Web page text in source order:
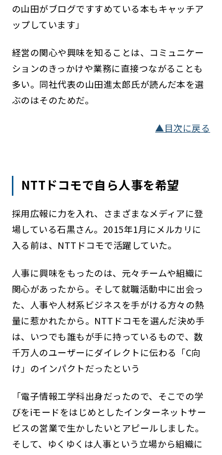
の山田がブログですすめている本もキャッチア
ップしています」
経営の関心や興味を知ることは、コミュニケー
ションのきっかけや業務に直接つながることも
多い。同社代表の山田進太郎氏が読んだ本を選
ぶのはそのためだ。
▲目次に戻る
NTTドコモで自ら人事を希望
採用広報に力を入れ、さまざまなメディアに登
場している石黒さん。2015年1月にメルカリに
入る前は、NTTドコモで活躍していた。
人事に興味をもったのは、元々チームや組織に
関心があったから。そして就職活動中に出会っ
た、人事や人材系ビジネスを手がける方々の熱
量に惹かれたから。NTTドコモを選んだ決め手
は、いつでも誰もが手に持っているもので、数
千万人のユーザーにダイレクトに伝わる「C向
け」のインパクトだったという
「電子情報工学科出身だったので、そこでの学
びをiモードをはじめとしたインターネットサー
ビスの営業で生かしたいとアピールしました。
そして、ゆくゆくは人事という立場から組織に